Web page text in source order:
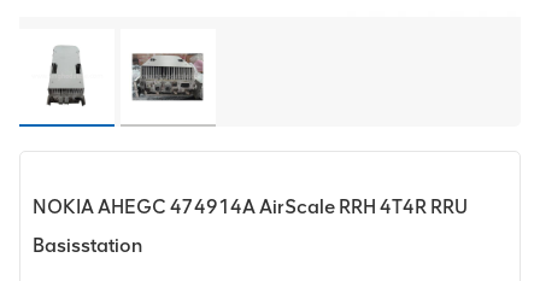
NOKIA AHEGC 474914A AirScale RRH 4T4R RRU
Basisstation